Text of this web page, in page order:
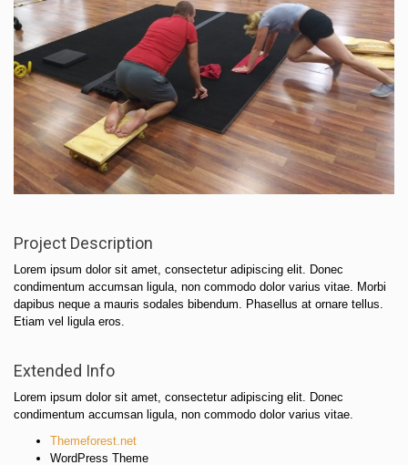
Project Description
Lorem ipsum dolor sit amet, consectetur adipiscing elit. Donec
condimentum accumsan ligula, non commodo dolor varius vitae. Morbi
dapibus neque a mauris sodales bibendum. Phasellus at ornare tellus.
Etiam vel ligula eros.
Extended Info
Lorem ipsum dolor sit amet, consectetur adipiscing elit. Donec
condimentum accumsan ligula, non commodo dolor varius vitae.
Themeforest.net
WordPress Theme